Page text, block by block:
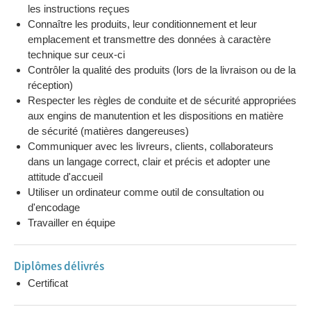
les instructions reçues
Connaître les produits, leur conditionnement et leur
emplacement et transmettre des données à caractère
technique sur ceux-ci
Contrôler la qualité des produits (lors de la livraison ou de la
réception)
Respecter les règles de conduite et de sécurité appropriées
aux engins de manutention et les dispositions en matière
de sécurité (matières dangereuses)
Communiquer avec les livreurs, clients, collaborateurs
dans un langage correct, clair et précis et adopter une
attitude d'accueil
Utiliser un ordinateur comme outil de consultation ou
d'encodage
Travailler en équipe
Diplômes délivrés
Certificat